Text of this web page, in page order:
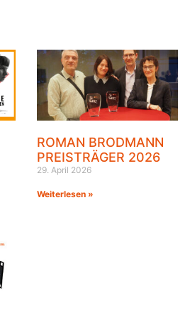
ROMAN BRODMANN
PREISTRÄGER 2026
29. April 2026
Weiterlesen »